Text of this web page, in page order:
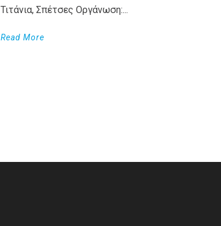
Τιτάνια, Σπέτσες Οργάνωση:...
Read More